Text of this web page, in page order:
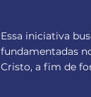
Essa iniciativa
fundamentadas
Cristo, a fim de